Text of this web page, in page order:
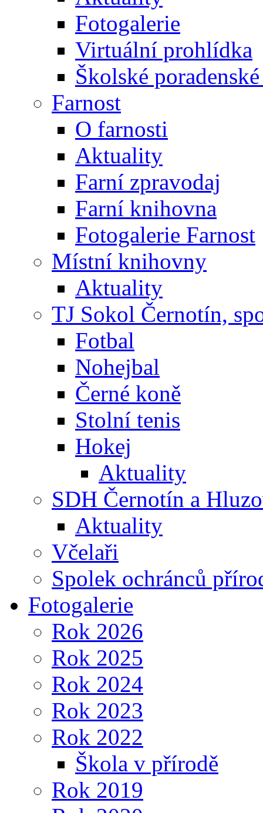
Fotogalerie
Virtuální prohlídka
Školské
Farnost
O farnosti
Aktuality
Farní zpravodaj
Farní knihovna
Fotogalerie Farnost
Místní knihovny
Aktuality
TJ Sokol Černotín,
Fotbal
Nohejbal
Černé koně
Stolní tenis
Hokej
Aktuality
SDH Černotín a
Aktuality
Včelaři
Spolek ochránců
Fotogalerie
Rok 2026
Rok 2025
Rok 2024
Rok 2023
Rok 2022
Škola v přírodě
Rok 2019